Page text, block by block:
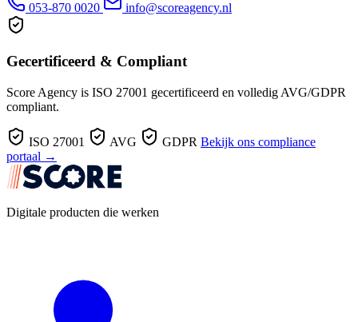
053-870 0020 info@scoreagency.nl
Gecertificeerd & Compliant
Score Agency is ISO 27001 gecertificeerd en volledig AVG/GDPR
compliant.
ISO 27001 AVG GDPR Bekijk ons compliance
portaal →
Digitale producten die werken